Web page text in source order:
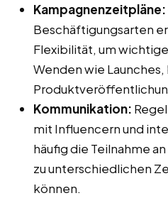
Kampagnenzeitpläne:
Beschäftigungsarten
Flexibilität, um
Wenden wie
Kommunikation:
mit Influencern und
häufig die Teilnahme
zu unterschiedlichen
können.